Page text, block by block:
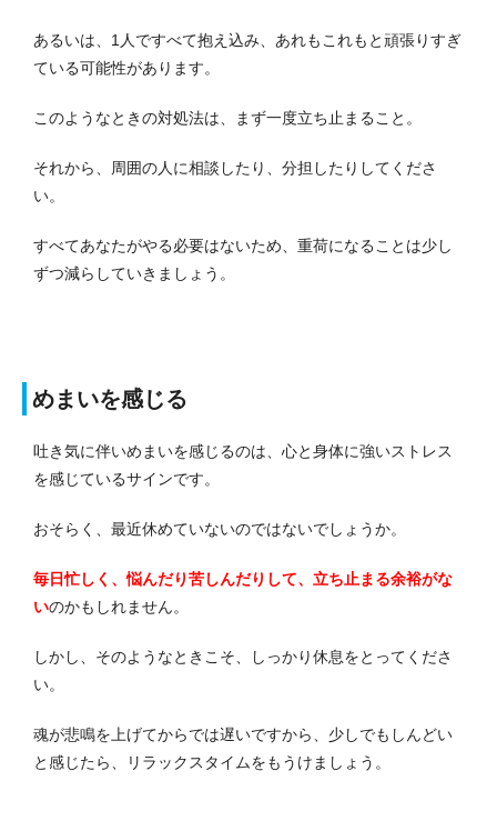
あるいは、1人ですべて抱え込み、あれもこれもと頑張りすぎ
ている可能性があります。
このようなときの対処法は、まず一度立ち止まること。
それから、周囲の人に相談したり、分担したりしてくださ
い。
すべてあなたがやる必要はないため、重荷になることは少し
ずつ減らしていきましょう。
めまいを感じる
吐き気に伴いめまいを感じるのは、心と身体に強いストレス
を感じているサインです。
おそらく、最近休めていないのではないでしょうか。
毎日忙しく、悩んだり苦しんだりして、立ち止まる余裕がな
いのかもしれません。
しかし、そのようなときこそ、しっかり休息をとってくださ
い。
魂が悲鳴を上げてからでは遅いですから、少しでもしんどい
と感じたら、リラックスタイムをもうけましょう。